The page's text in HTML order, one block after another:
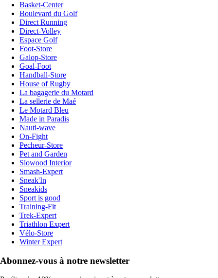
Basket-Center
Boulevard du Golf
Direct Running
Direct-Volley
Espace Golf
Foot-Store
Galop-Store
Goal-Foot
Handball-Store
House of Rugby
La bagagerie du Motard
La sellerie de Maé
Le Motard Bleu
Made in Paradis
Nauti-wave
On-Fight
Pecheur-Store
Pet and Garden
Slowood Interior
Smash-Expert
Sneak'In
Sneakids
Sport is good
Training-Fit
Trek-Expert
Triathlon Expert
Vélo-Store
Winter Expert
Abonnez-vous à notre newsletter